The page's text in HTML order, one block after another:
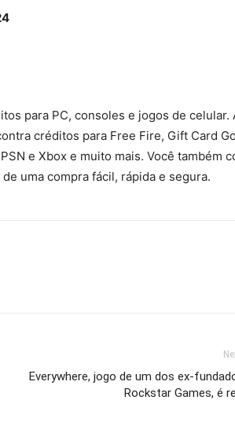
para PC, consoles e jogos de celular.
créditos para Free Fire, Gift Card
e Xbox e muito mais. Você também
uma compra fácil, rápida e segura.
Everywhere, jogo de um dos ex-
Rockstar Games, é